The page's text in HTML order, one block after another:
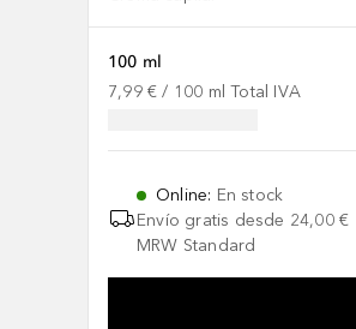
100 ml
7,99 € / 100 ml Total IVA
Online: En stock
Envío gratis desde 24,00 €
MRW Standard